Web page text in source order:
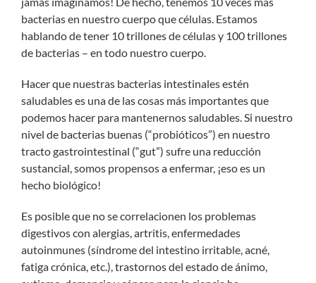
bacterias en nuestro cuerpo que células. Estamos
hablando de tener 10 trillones de células y 100 trillones
de bacterias – en todo nuestro cuerpo.
Hacer que nuestras bacterias intestinales estén
saludables es una de las cosas más importantes que
podemos hacer para mantenernos saludables. Si nuestro
nivel de bacterias buenas (“probióticos”) en nuestro
tracto gastrointestinal (“gut”) sufre una reducción
sustancial, somos propensos a enfermar, ¡eso es un
hecho biológico!
Es posible que no se correlacionen los problemas
digestivos con alergias, artritis, enfermedades
autoinmunes (síndrome del intestino irritable, acné,
fatiga crónica, etc.), trastornos del estado de ánimo,